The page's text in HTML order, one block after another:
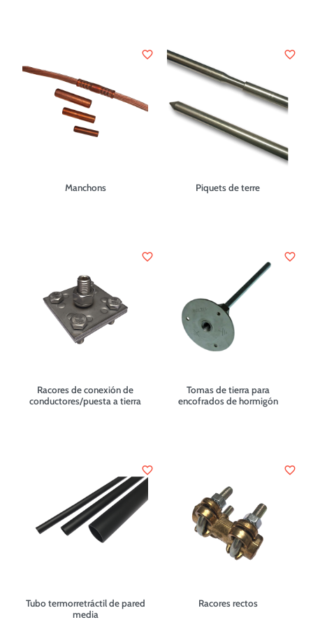
Manchons
favorite_border
Piquets de terre
favorite_border
Racores de conexión de
conductores/puesta a tierra
favorite_border
Tomas de tierra para
encofrados de hormigón
favorite_border
Tubo termorretráctil de pared
media
favorite_border
Racores rectos
favorite_border